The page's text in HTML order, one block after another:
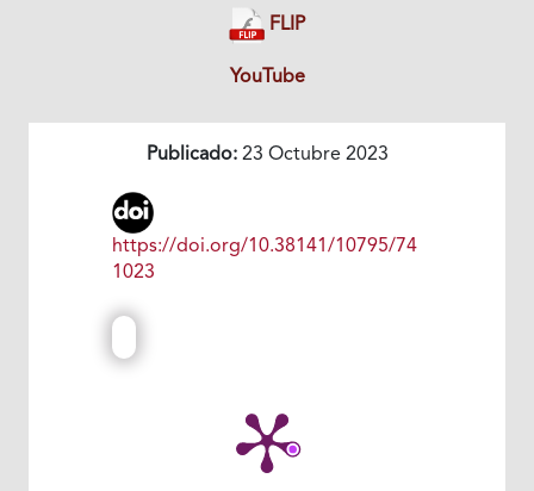
FLIP
YouTube
Publicado:23 Octubre 2023
https://doi.org/10.38141/10795/74
1023